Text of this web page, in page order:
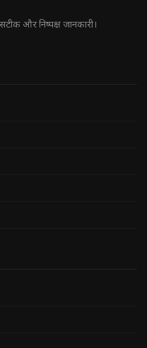
और निष्पक्ष जानकारी।